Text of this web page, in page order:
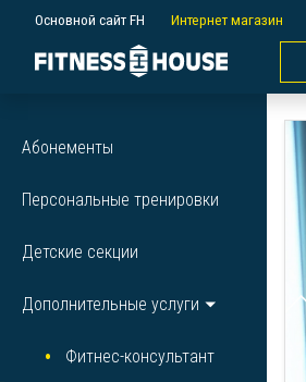
Основной сайт FH Интернет магазин
Абонементы
Персональные тренировки
Детские секции
Дополнительные услуги
Фитнес-консультант